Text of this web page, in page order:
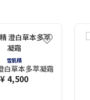
雪肌精
白草本多萃凝霜
¥ 4,500